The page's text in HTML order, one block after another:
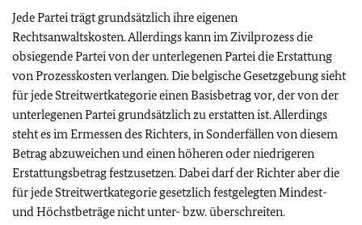
Jede Partei trägt grundsätzlich ihre eigenen
Rechtsanwaltskosten. Allerdings kann im Zivilprozess die
obsiegende Partei von der unterlegenen Partei die Erstattung
von Prozesskosten verlangen. Die belgische Gesetzgebung sieht
für jede Streitwertkategorie einen Basisbetrag vor, der von der
unterlegenen Partei grundsätzlich zu erstatten ist. Allerdings
steht es im Ermessen des Richters, in Sonderfällen von diesem
Betrag abzuweichen und einen höheren oder niedrigeren
Erstattungsbetrag festzusetzen. Dabei darf der Richter aber die
für jede Streitwertkategorie gesetzlich festgelegten Mindest-
und Höchstbeträge nicht unter- bzw. überschreiten.